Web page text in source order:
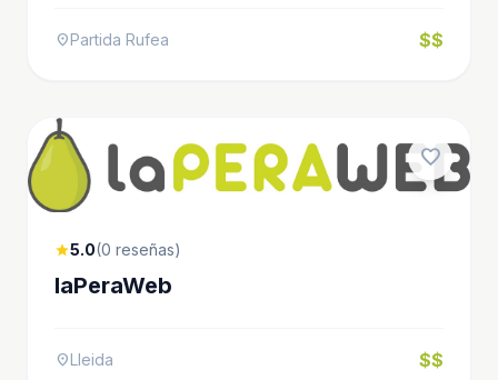
location_onPartida Rufea $$
favorite
star5.0(0 reseñas)
laPeraWeb
location_on Lleida $$